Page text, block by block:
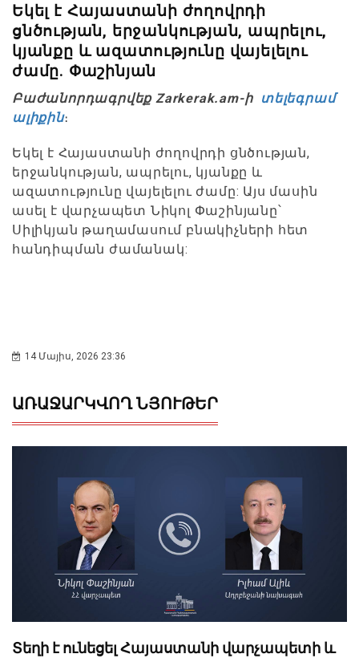
Եկել է Հայաստանի ժողովրդի
ցնծության, երջանկության, ապրելու,
կյանքը և ազատությունը վայելելու
ժամը. Փաշինյան
Բաժանորդագրվեք Zarkerak.am-ի տելեգրամ
ալիքին։
Եկել է Հայաստանի ժողովրդի ցնծության,
երջանկության, ապրելու, կյանքը և
ազատությունը վայելելու ժամը: Այս մասին
ասել է վարչապետ Նիկոլ Փաշինյանը՝
Սիլիկյան թաղամասում բնակիչների հետ
հանդիպման ժամանակ:
14 Մայիս, 2026 23:36
ԱՌԱՋԱՐԿՎՈՂ ՆՅՈՒԹԵՐ
Տեղի է ունեցել Հայաստանի վարչապետի և